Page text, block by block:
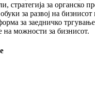
стратегија за органско
за развој на бизнисот
за заедничко
можности за бизнисот.